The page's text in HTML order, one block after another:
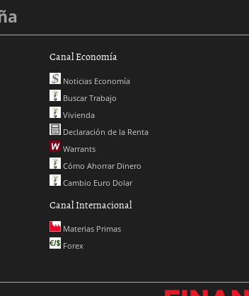
Canal Economía
Noticias Economía
Buscar Trabajo
Vivienda
Declaración de la Renta
Warrants
Cómo Ahorrar Dinero
Cambio Euro Dolar
Canal Internacional
Materias Primas
Forex